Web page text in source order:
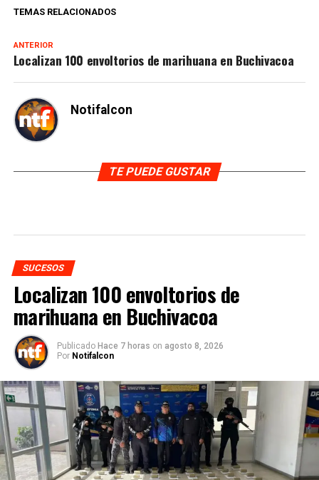
TEMAS RELACIONADOS
ANTERIOR
Localizan 100 envoltorios de marihuana en Buchivacoa
Notifalcon
TE PUEDE GUSTAR
SUCESOS
Localizan 100 envoltorios de
marihuana en Buchivacoa
Publicado Hace 7 horas on agosto 8, 2026
Por Notifalcon